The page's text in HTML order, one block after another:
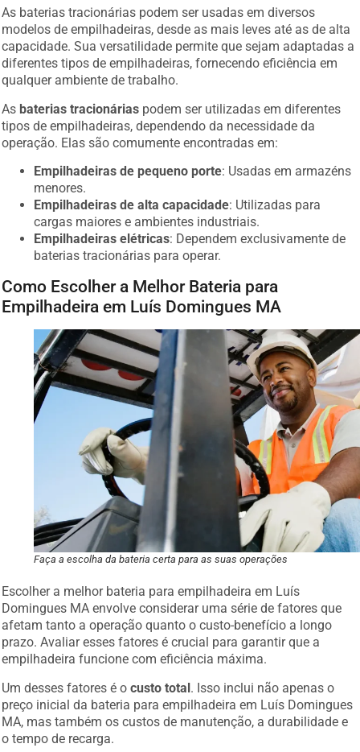
As baterias tracionárias podem ser usadas em diversos
modelos de empilhadeiras, desde as mais leves até as de alta
capacidade. Sua versatilidade permite que sejam adaptadas a
diferentes tipos de empilhadeiras, fornecendo eficiência em
qualquer ambiente de trabalho.
As baterias tracionárias podem ser utilizadas em diferentes
tipos de empilhadeiras, dependendo da necessidade da
operação. Elas são comumente encontradas em:
Empilhadeiras de pequeno porte: Usadas em armazéns
menores.
Empilhadeiras de alta capacidade: Utilizadas para
cargas maiores e ambientes industriais.
Empilhadeiras elétricas: Dependem exclusivamente de
baterias tracionárias para operar.
Como Escolher a Melhor Bateria para
Empilhadeira em Luís Domingues MA
Faça a escolha da bateria certa para as suas operações
Escolher a melhor bateria para empilhadeira em Luís
Domingues MA envolve considerar uma série de fatores que
afetam tanto a operação quanto o custo-benefício a longo
prazo. Avaliar esses fatores é crucial para garantir que a
empilhadeira funcione com eficiência máxima.
Um desses fatores é ocusto total . Isso inclui não apenas o
preço inicial da bateria para empilhadeira em Luís Domingues
MA, mas também os custos de manutenção, a durabilidade e
o tempo de recarga.